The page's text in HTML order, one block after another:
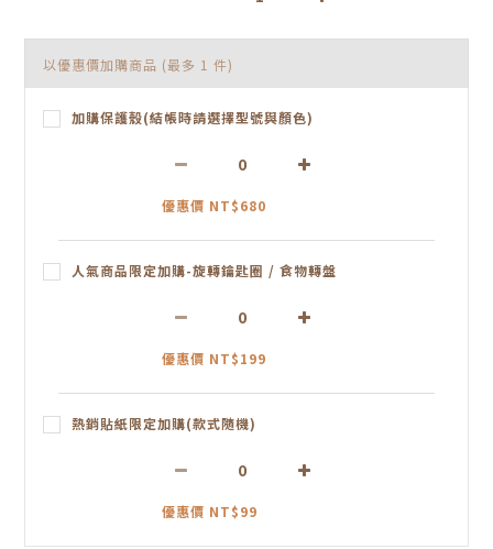
以優惠價加購商品 (最多 1 件)
加購保護殼(結帳時請選擇型號與顏色)
優惠價 NT$680
人氣商品限定加購-旋轉鑰匙圈 / 食物轉盤
優惠價 NT$199
熱銷貼紙限定加購(款式隨機)
優惠價 NT$99